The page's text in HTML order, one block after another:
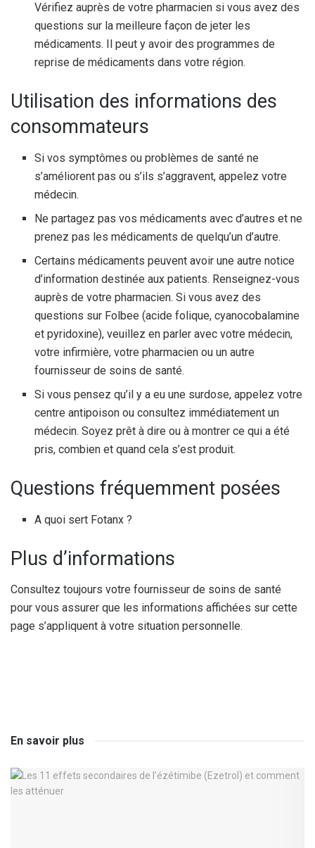
Vérifiez auprès de votre pharmacien si vous avez des
questions sur la meilleure façon de jeter les
médicaments. Il peut y avoir des programmes de
reprise de médicaments dans votre région.
Utilisation des informations des
consommateurs
Si vos symptômes ou problèmes de santé ne
s’améliorent pas ou s’ils s’aggravent, appelez votre
médecin.
Ne partagez pas vos médicaments avec d’autres et ne
prenez pas les médicaments de quelqu’un d’autre.
Certains médicaments peuvent avoir une autre notice
d’information destinée aux patients. Renseignez-vous
auprès de votre pharmacien. Si vous avez des
questions sur Folbee (acide folique, cyanocobalamine
et pyridoxine), veuillez en parler avec votre médecin,
votre infirmière, votre pharmacien ou un autre
fournisseur de soins de santé.
Si vous pensez qu’il y a eu une surdose, appelez votre
centre antipoison ou consultez immédiatement un
médecin. Soyez prêt à dire ou à montrer ce qui a été
pris, combien et quand cela s’est produit.
Questions fréquemment posées
A quoi sert Fotanx ?
Plus d’informations
Consultez toujours votre fournisseur de soins de santé
pour vous assurer que les informations affichées sur cette
page s’appliquent à votre situation personnelle.
En savoir plus